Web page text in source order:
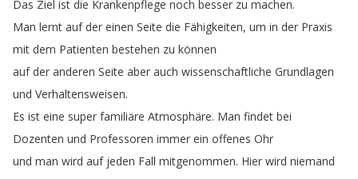
Das Ziel ist die Krankenpflege noch besser zu machen.
Man lernt auf der einen Seite die Fähigkeiten, um in der Praxis
mit dem Patienten bestehen zu können
auf der anderen Seite aber auch wissenschaftliche Grundlagen
und Verhaltensweisen.
Es ist eine super familiäre Atmosphäre. Man findet bei
Dozenten und Professoren immer ein offenes Ohr
und man wird auf jeden Fall mitgenommen. Hier wird niemand